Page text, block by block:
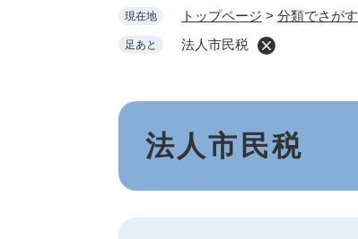
現在地 トップページ > 分類でさがす
足あと 法人市民税
本
法人市民税